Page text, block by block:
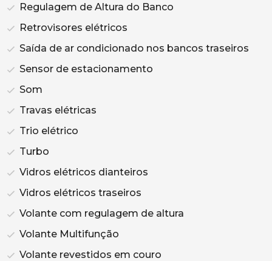
Regulagem de Altura do Banco
Retrovisores elétricos
Saída de ar condicionado nos bancos traseiros
Sensor de estacionamento
Som
Travas elétricas
Trio elétrico
Turbo
Vidros elétricos dianteiros
Vidros elétricos traseiros
Volante com regulagem de altura
Volante Multifunção
Volante revestidos em couro